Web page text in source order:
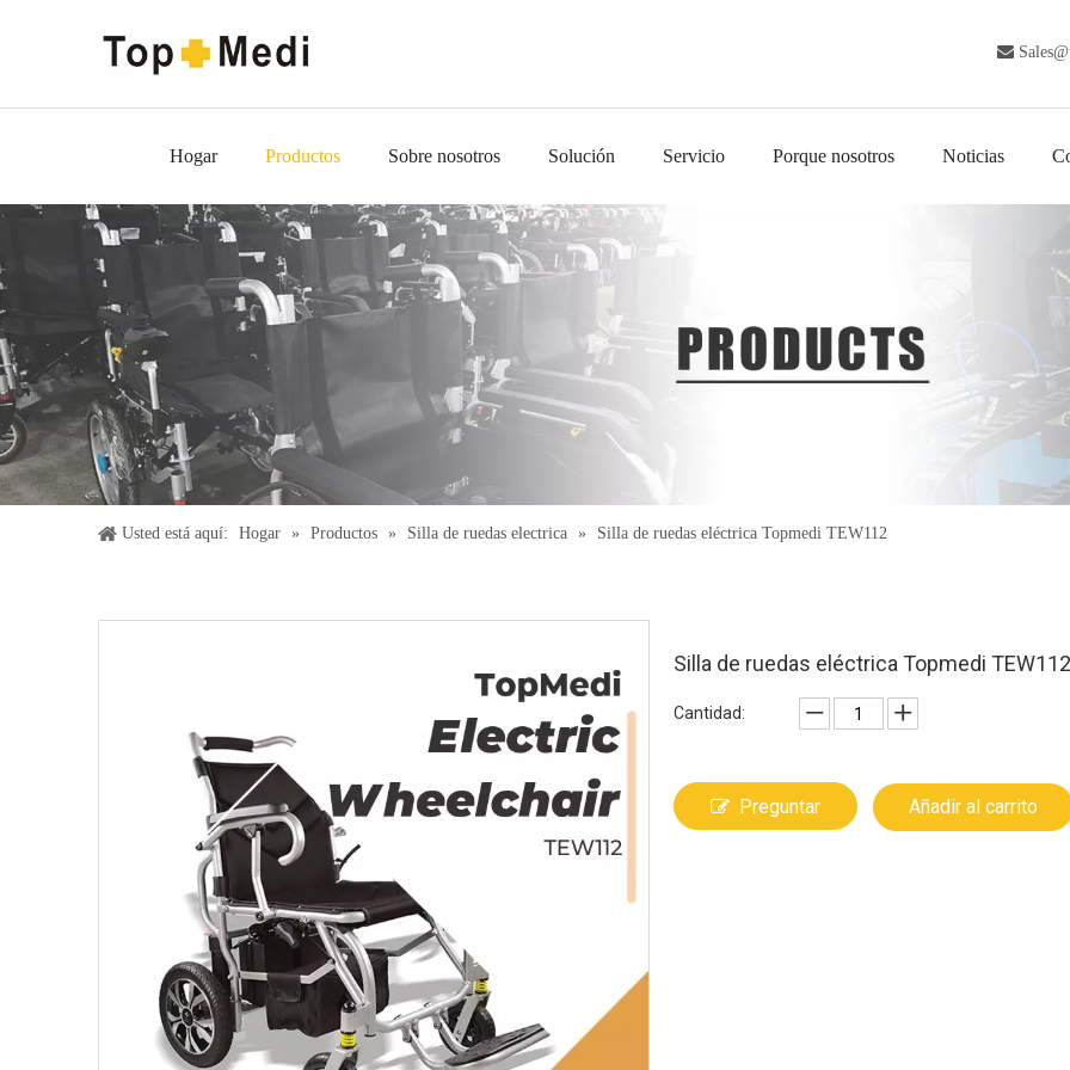

Hogar Productos Sobre nosotros Solución Servicio Porque nosotros Noticias
Usted está aquí: Hogar » Productos » Silla de ruedas electrica » Silla de ruedas eléctrica Topmedi TEW112
Silla de ruedas eléctrica Topmedi
Cantidad:
Preguntar Añadir al carrito